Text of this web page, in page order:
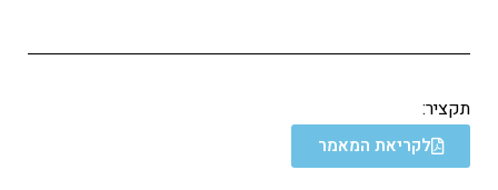
תקציר:
לקריאת המאמר